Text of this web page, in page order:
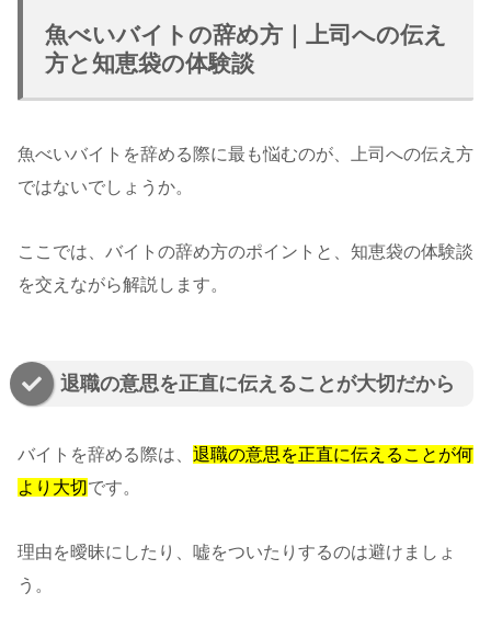
魚べいバイトの辞め方｜上司への伝え
方と知恵袋の体験談
魚べいバイトを辞める際に最も悩むのが、上司への伝え方
ではないでしょうか。
ここでは、バイトの辞め方のポイントと、知恵袋の体験談
を交えながら解説します。
退職の意思を正直に伝えることが大切だから
バイトを辞める際は、 退職の意思を正直に伝えることが何
より大切です。
理由を曖昧にしたり、嘘をついたりするのは避けましょ
う。